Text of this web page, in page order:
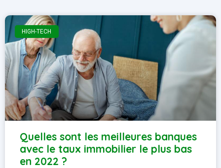
HIGH-TECH
Quelles sont les meilleures banques
avec le taux immobilier le plus bas
en 2022 ?